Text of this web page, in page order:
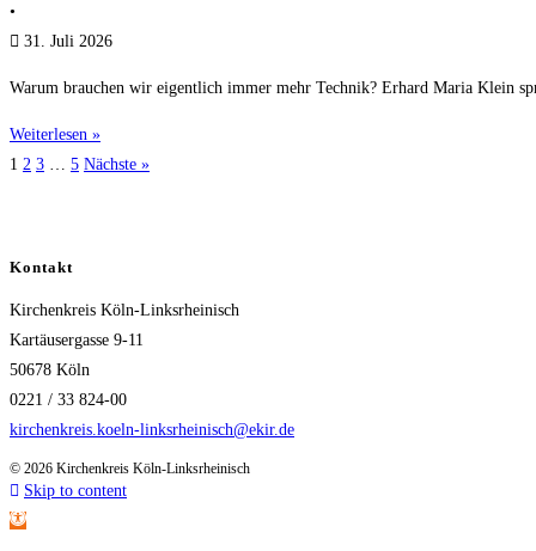
•
31. Juli 2026
Warum brauchen wir eigentlich immer mehr Technik? Erhard Maria Klein
Weiterlesen »
1 2 3 5 Nächste »
Kontakt
Kirchenkreis Köln-Linksrheinisch
Kartäusergasse 9-11
50678 Köln
0221 / 33 824-00
kirchenkreis.koeln-linksrheinisch@ekir.de
© 2026 Kirchenkreis Köln-Linksrheinisch
Skip to content
Open toolbar